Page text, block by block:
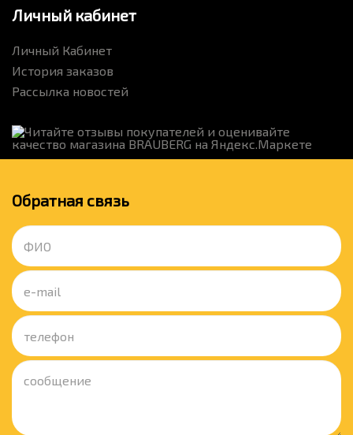
Личный кабинет
Личный Кабинет
История заказов
Рассылка новостей
Обратная связь